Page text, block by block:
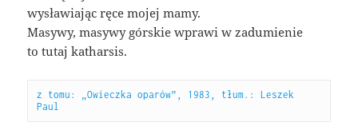
wysławiając ręce mojej mamy.
Masywy, masywy górskie wprawi w zadumienie
to tutaj katharsis.
z tomu: „Owieczka oparów”, 1983, tłum.: Leszek
Paul